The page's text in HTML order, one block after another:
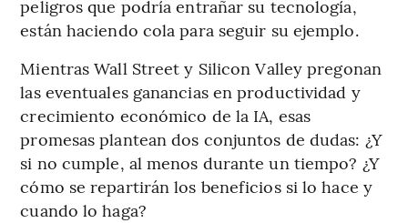
peligros que podría entrañar su tecnología,
están haciendo cola para seguir su ejemplo.
Mientras Wall Street y Silicon Valley pregonan
las eventuales ganancias en productividad y
crecimiento económico de la IA, esas
promesas plantean dos conjuntos de dudas: ¿Y
si no cumple, al menos durante un tiempo? ¿Y
cómo se repartirán los beneficios si lo hace y
cuando lo haga?